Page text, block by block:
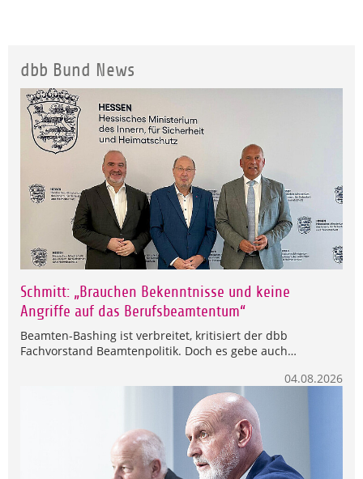
dbb Bund News
Schmitt: „Brauchen Bekenntnisse und keine
Angriffe auf das Berufsbeamtentum“
Beamten-Bashing ist verbreitet, kritisiert der dbb
Fachvorstand Beamtenpolitik. Doch es gebe auch…
04.08.2026